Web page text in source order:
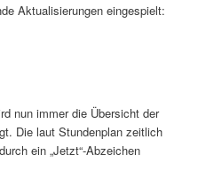
Aktualisierungen eingespielt:
nun immer die Übersicht der
Die laut Stundenplan zeitlich
ein „Jetzt“-Abzeichen